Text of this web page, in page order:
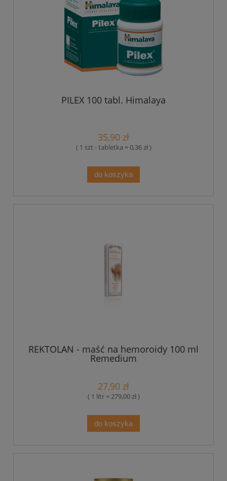
PILEX 100 tabl. Himalaya
35,90 zł
( 1 szt - tabletka = 0,36 zł )
do koszyka
REKTOLAN - maść na hemoroidy 100 ml
Remedium
27,90 zł
( 1 litr = 279,00 zł )
do koszyka